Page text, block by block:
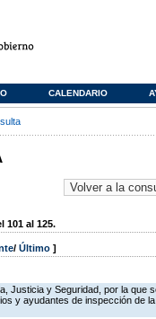
CALENDARIO
101 al 125.
/ Último ]
Justicia y Seguridad, por la
y ayudantes de inspección de